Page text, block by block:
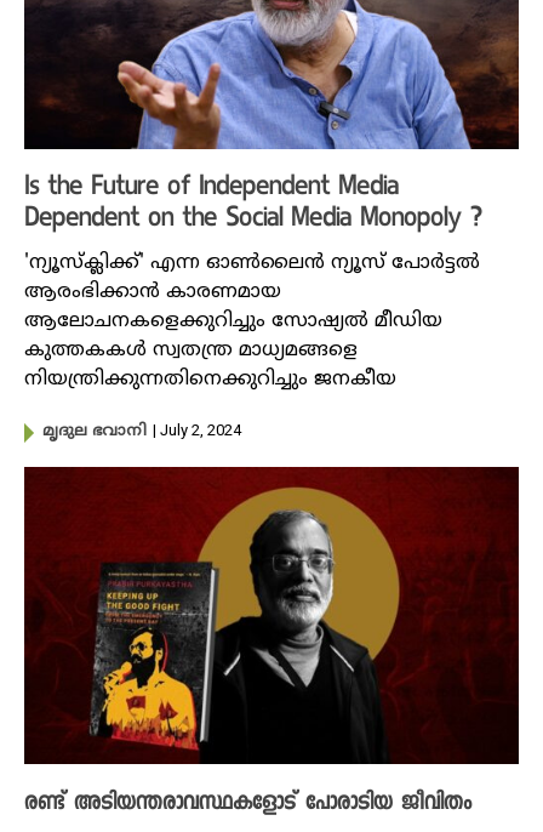
Is the Future of Independent Media
Dependent on the Social Media Monopoly ?
'ന്യൂസ്ക്ലിക്ക്' എന്ന ഓൺലൈൻ ന്യൂസ്‌ പോർട്ടൽ
ആരംഭിക്കാൻ കാരണമായ
ആലോചനകളെക്കുറിച്ചും സോഷ്യൽ മീഡിയ
കുത്തകകൾ സ്വതന്ത്ര മാധ്യമങ്ങളെ
നിയന്ത്രിക്കുന്നതിനെക്കുറിച്ചും ജനകീയ
മൃദുല ഭവാനി | July 2, 2024
രണ്ട് അടിയന്തരാവസ്ഥകളോട് പോരാടിയ ജീവിതം